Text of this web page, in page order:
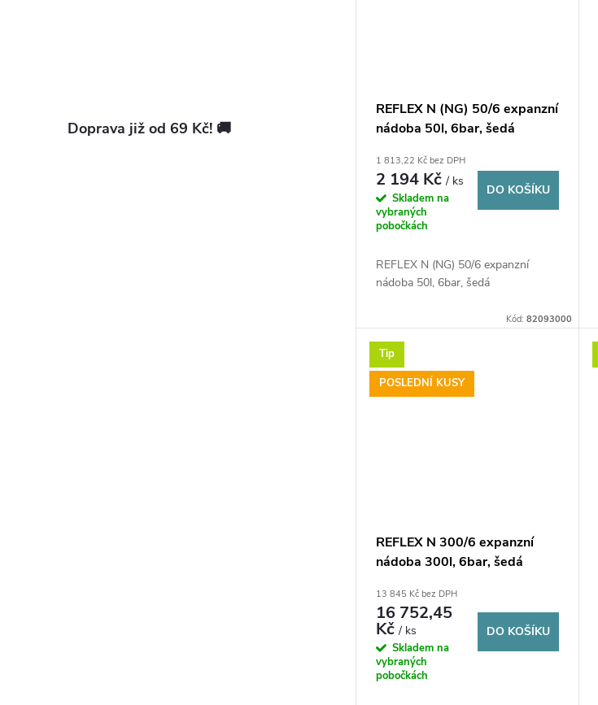
Doprava již od 69 Kč! 🚚
REFLEX N (NG) 50/6 expanzní
nádoba 50l, 6bar, šedá
1 813,22 Kč bez DPH
2 194 Kč/ ks
Skladem na
vybraných
pobočkách
DO KOŠÍKU
REFLEX N (NG) 50/6 expanzní
nádoba 50l, 6bar, šedá
Kód:82093000
Tip
POSLEDNÍ KUSY
REFLEX N 300/6 expanzní
nádoba 300l, 6bar, šedá
13 845 Kč bez DPH
16 752,45
Kč/ ks
Skladem na
vybraných
pobočkách
DO KOŠÍKU